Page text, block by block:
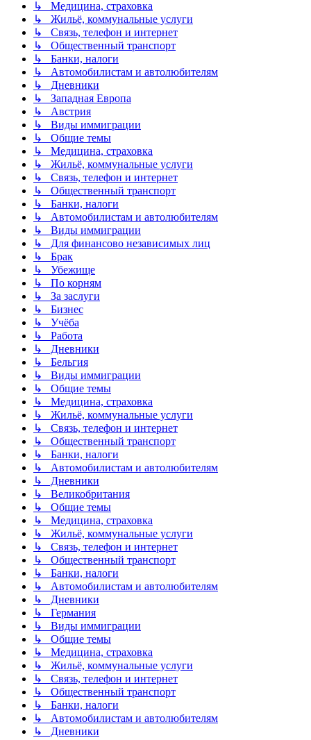
↳ Медицина, страховка
↳ Жильё, коммунальные услуги
↳ Связь, телефон и интернет
↳ Общественный транспорт
↳ Банки, налоги
↳ Автомобилистам и автолюбителям
↳ Дневники
↳ Западная Европа
↳ Австрия
↳ Виды иммиграции
↳ Общие темы
↳ Медицина, страховка
↳ Жильё, коммунальные услуги
↳ Связь, телефон и интернет
↳ Общественный транспорт
↳ Банки, налоги
↳ Автомобилистам и автолюбителям
↳ Виды иммиграции
↳ Для финансово независимых лиц
↳ Брак
↳ Убежище
↳ По корням
↳ За заслуги
↳ Бизнес
↳ Учёба
↳ Работа
↳ Дневники
↳ Бельгия
↳ Виды иммиграции
↳ Общие темы
↳ Медицина, страховка
↳ Жильё, коммунальные услуги
↳ Связь, телефон и интернет
↳ Общественный транспорт
↳ Банки, налоги
↳ Автомобилистам и автолюбителям
↳ Дневники
↳ Великобритания
↳ Общие темы
↳ Медицина, страховка
↳ Жильё, коммунальные услуги
↳ Связь, телефон и интернет
↳ Общественный транспорт
↳ Банки, налоги
↳ Автомобилистам и автолюбителям
↳ Дневники
↳ Германия
↳ Виды иммиграции
↳ Общие темы
↳ Медицина, страховка
↳ Жильё, коммунальные услуги
↳ Связь, телефон и интернет
↳ Общественный транспорт
↳ Банки, налоги
↳ Автомобилистам и автолюбителям
↳ Дневники